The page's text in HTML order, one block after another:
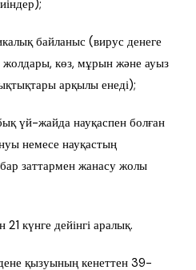
байланыс (вирус денеге
жолдары, көз, мұрын және ауыз
арқылы енеді);
үй-жайда науқаспен болған
немесе науқастың
заттармен жанасу жолы
күнге дейінгі аралық.
қызуының кенеттен 39-